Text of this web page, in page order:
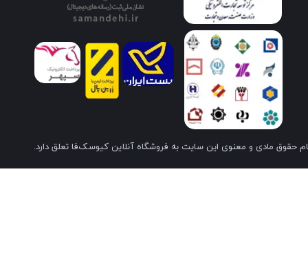
حقوق مادی و معنوی این سایت به فروشگاه آنلاین کیوسک‌فا تعلق دارد.